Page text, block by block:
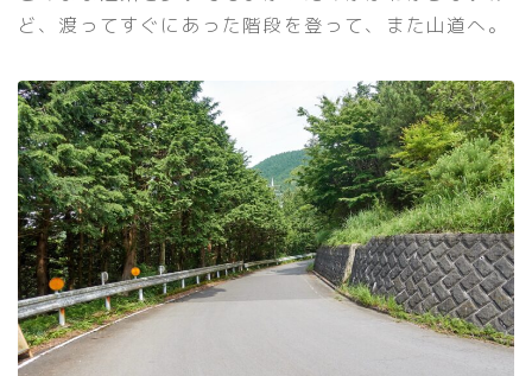
ど、渡ってすぐにあった階段を登って、また山道へ。